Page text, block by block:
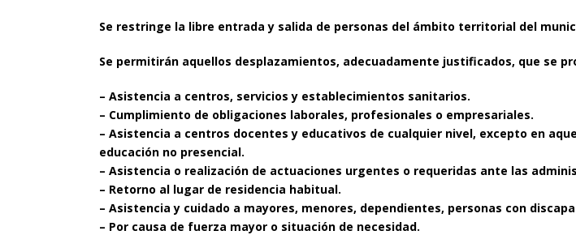
Se restringe la libre entrada y salida de personas del ámbito territorial del
Se permitirán aquellos desplazamientos, adecuadamente justificados, que se
– Asistencia a centros, servicios y establecimientos sanitarios.
– Cumplimiento de obligaciones laborales, profesionales o empresariales.
– Asistencia a centros docentes y educativos de cualquier nivel, excepto en
educación no presencial.
– Asistencia o realización de actuaciones urgentes o requeridas ante las
– Retorno al lugar de residencia habitual.
– Asistencia y cuidado a mayores, menores, dependientes, personas con
– Por causa de fuerza mayor o situación de necesidad.